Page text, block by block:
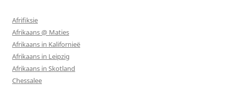
Afrifiksie
Afrikaans @ Maties
Afrikaans in Kalifornieë
Afrikaans in Leipzig
Afrikaans in Skotland
Chessalee